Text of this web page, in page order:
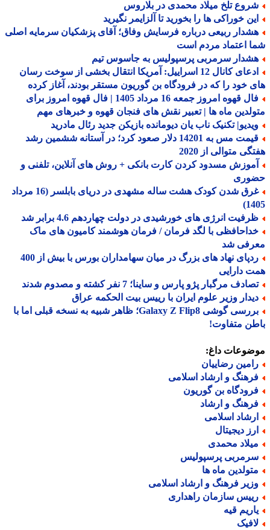
تلخ میلاد محمدی در بلاروس
خوراکی ها را بخورید تا آلزایمر نگیرید
ربیعی درباره فرسایش وفاق؛ آقای پزشکیان سرمایه اصلی
اعتماد مردم است
سرمربی پرسپولیس به جاسوس تیم
ادعای کانال 12 اسراییل: آمریکا انتقال بخشی از سوخت رسان
خود را که در فرودگاه بن گوریون مستقر بودند، آغاز کرده
فال قهوه امروز جمعه 16 مرداد 1405 | فال قهوه امروز برای
ماه ها | تعبیر نقش های فنجان قهوه و خبرهای مهم
تکنیک ناب یان دیومانده بازیکن جدید رئال مادرید
قیمت مس به 14201 دلار صعود کرد؛ در آستانه ششمین رشد
متوالی از 2020
مسدود کردن کارت بانکی + روش های آنلاین، تلفنی و
غرق شدن کودک هشت ساله مشهدی در دریای بابلسر (16 مرداد
انرژی های خورشیدی در دولت چهاردهم 4.6 برابر شد
با لگد فرمان / فرمان هوشمند کامیون های ماک
شد
ردپای نهاد های بزرگ در میان سهامداران بورس با بیش از 400
دارایی
مرگبار پژو پارس و ساینا؛ 7 نفر کشته و مصدوم شدند
وزیر علوم ایران با رییس بیت الحکمه عراق
بررسی گوشی Galaxy Z Flip8؛ ظاهر شبیه به نسخه قبلی اما با
متفاوت!
داغ:
رضاییان
و ارشاد اسلامی
بن گوریون
و ارشاد
اسلامی
دیجیتال
محمدی
پرسپولیس
ماه ها
فرهنگ و ارشاد اسلامی
سازمان راهداری
قیه